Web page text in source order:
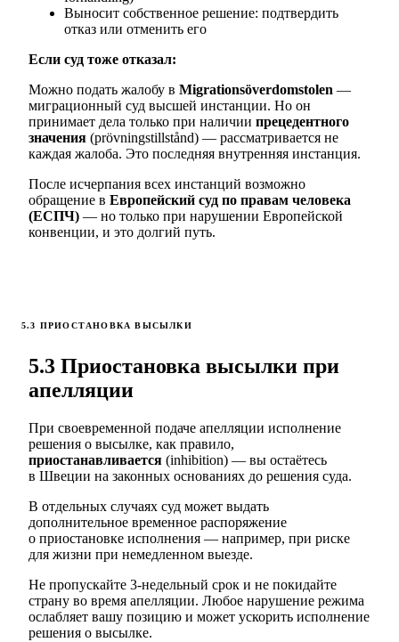
Выносит собственное решение: подтвердить
отказ или отменить его
Если суд тоже отказал:
Можно подать жалобу в Migrationsöverdomstolen —
миграционный суд высшей инстанции. Но он
принимает дела только при наличии прецедентного
значения (prövningstillstånd) — рассматривается не
каждая жалоба. Это последняя внутренняя инстанция.
После исчерпания всех инстанций возможно
обращение в Европейский суд по правам человека
(ЕСПЧ) — но только при нарушении Европейской
конвенции, и это долгий путь.
5.3 ПРИОСТАНОВКА ВЫСЫЛКИ
5.3 Приостановка высылки при
апелляции
При своевременной подаче апелляции исполнение
решения о высылке, как правило,
приостанавливается (inhibition) — вы остаётесь
в Швеции на законных основаниях до решения суда.
В отдельных случаях суд может выдать
дополнительное временное распоряжение
о приостановке исполнения — например, при риске
для жизни при немедленном выезде.
Не пропускайте 3-недельный срок и не покидайте
страну во время апелляции. Любое нарушение режима
ослабляет вашу позицию и может ускорить исполнение
решения о высылке.